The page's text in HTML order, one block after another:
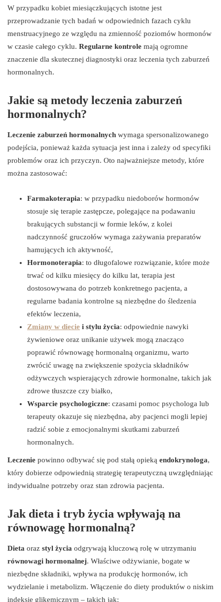
W przypadku kobiet miesiączkujących istotne jest
przeprowadzanie tych badań w odpowiednich fazach cyklu
menstruacyjnego ze względu na zmienność poziomów hormonów
w czasie całego cyklu. Regularne kontrole mają ogromne
znaczenie dla skutecznej diagnostyki oraz leczenia tych zaburzeń
hormonalnych.
Jakie są metody leczenia zaburzeń
hormonalnych?
Leczenie zaburzeń hormonalnych wymaga spersonalizowanego
podejścia, ponieważ każda sytuacja jest inna i zależy od specyfiki
problemów oraz ich przyczyn. Oto najważniejsze metody, które
można zastosować:
Farmakoterapia: w przypadku niedoborów hormonów
stosuje się terapie zastępcze, polegające na podawaniu
brakujących substancji w formie leków, z kolei
nadczynność gruczołów wymaga zażywania preparatów
hamujących ich aktywność,
Hormonoterapia: to długofalowe rozwiązanie, które może
trwać od kilku miesięcy do kilku lat, terapia jest
dostosowywana do potrzeb konkretnego pacjenta, a
regularne badania kontrolne są niezbędne do śledzenia
efektów leczenia,
Zmiany w diecie i stylu życia: odpowiednie nawyki
żywieniowe oraz unikanie używek mogą znacząco
poprawić równowagę hormonalną organizmu, warto
zwrócić uwagę na zwiększenie spożycia składników
odżywczych wspierających zdrowie hormonalne, takich jak
zdrowe tłuszcze czy białko,
Wsparcie psychologiczne: czasami pomoc psychologa lub
terapeuty okazuje się niezbędna, aby pacjenci mogli lepiej
radzić sobie z emocjonalnymi skutkami zaburzeń
hormonalnych.
Leczenie powinno odbywać się pod stałą opieką endokrynologa,
który dobierze odpowiednią strategię terapeutyczną uwzględniając
indywidualne potrzeby oraz stan zdrowia pacjenta.
Jak dieta i tryb życia wpływają na
równowagę hormonalną?
Dieta oraz styl życia odgrywają kluczową rolę w utrzymaniu
równowagi hormonalnej. Właściwe odżywianie, bogate w
niezbędne składniki, wpływa na produkcję hormonów, ich
wydzielanie i metabolizm. Włączenie do diety produktów o niskim
indeksie glikemicznym – takich jak: